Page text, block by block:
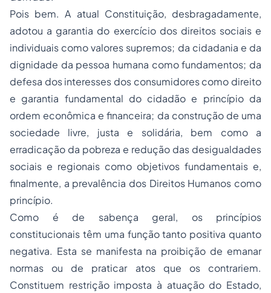
Pois bem. A atual Constituição, desbragadamente,
adotou a garantia do exercício dos direitos sociais e
individuais como valores supremos; da cidadania e da
dignidade da pessoa humana como fundamentos; da
defesa dos interesses dos consumidores como direito
e garantia fundamental do cidadão e princípio da
ordem econômica e financeira; da construção de uma
sociedade livre, justa e solidária, bem como a
erradicação da pobreza e redução das desigualdades
sociais e regionais como objetivos fundamentais e,
finalmente, a prevalência dos Direitos Humanos como
princípio.
Como é de sabença geral, os princípios
constitucionais têm uma função tanto positiva quanto
negativa. Esta se manifesta na proibição de emanar
normas ou de praticar atos que os contrariem.
Constituem restrição imposta à atuação do Estado,